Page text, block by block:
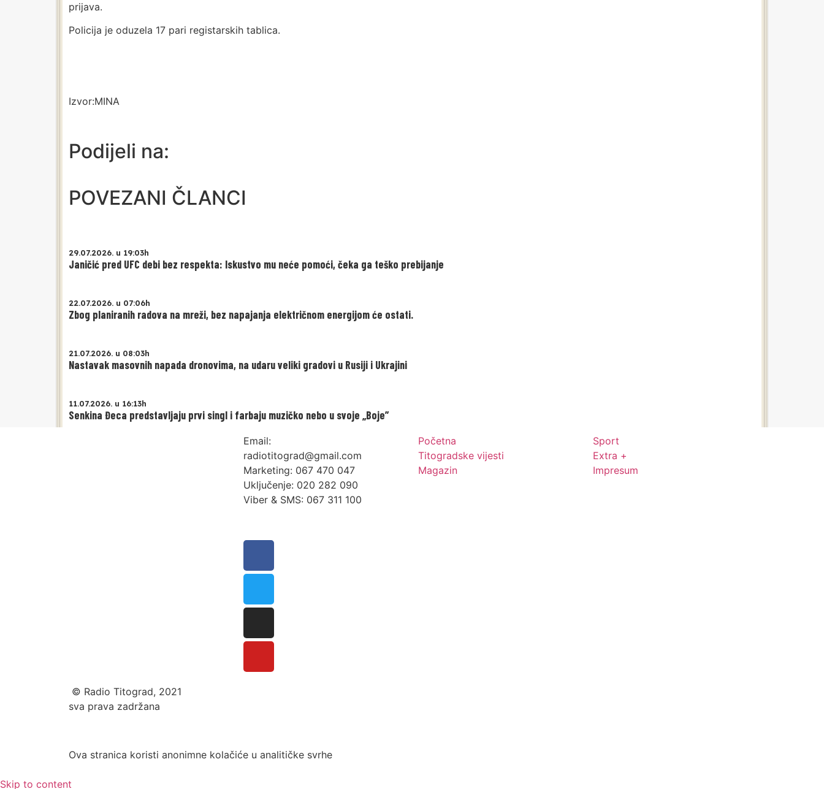
prijava.
Policija je oduzela 17 pari registarskih tablica.
Izvor:MINA
Podijeli na:
POVEZANI ČLANCI
29.07.2026. u 19:03h
Janičić pred UFC debi bez respekta: Iskustvo mu neće pomoći, čeka ga teško prebijanje
22.07.2026. u 07:06h
Zbog planiranih radova na mreži, bez napajanja električnom energijom će ostati.
21.07.2026. u 08:03h
Nastavak masovnih napada dronovima, na udaru veliki gradovi u Rusiji i Ukrajini
11.07.2026. u 16:13h
Senkina Đeca predstavljaju prvi singl i farbaju muzičko nebo u svoje „Boje”
Email:
radiotitograd@gmail.com
Marketing: 067 470 047
Uključenje: 020 282 090
Viber & SMS: 067 311 100
Početna
Titogradske vijesti
Magazin
Sport
Extra +
Impresum
© Radio Titograd, 2021
sva prava zadržana
Ova stranica koristi anonimne kolačiće u analitičke svrhe
Skip to content